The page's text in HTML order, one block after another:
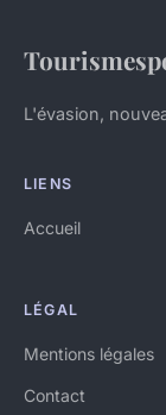
L'évasion,
LIENS
Accueil
LÉGAL
Mentions légales
Contact